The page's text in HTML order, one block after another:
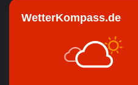
WetterKompass.de